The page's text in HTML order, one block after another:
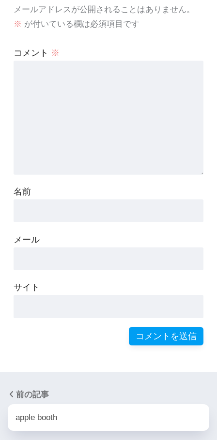
メールアドレスが公開されることはありません。
※ が付いている欄は必須項目です
コメント ※
名前
メール
サイト
前の記事
apple booth